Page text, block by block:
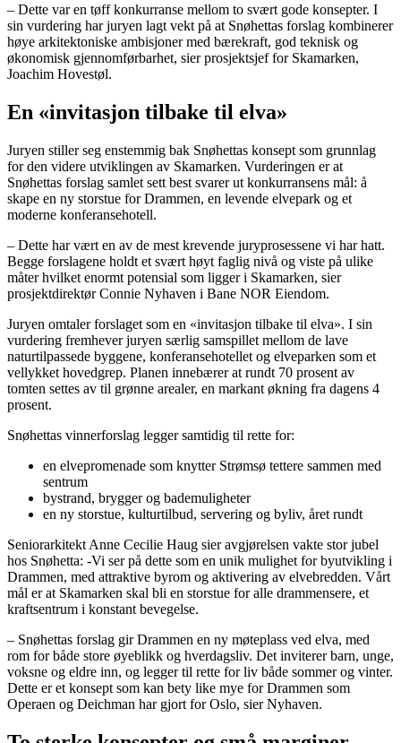
– Dette var en tøff konkurranse mellom to svært gode konsepter. I
sin vurdering har juryen lagt vekt på at Snøhettas forslag kombinerer
høye arkitektoniske ambisjoner med bærekraft, god teknisk og
økonomisk gjennomførbarhet, sier prosjektsjef for Skamarken,
Joachim Hovestøl.
En «invitasjon tilbake til elva»
Juryen stiller seg enstemmig bak Snøhettas konsept som grunnlag
for den videre utviklingen av Skamarken. Vurderingen er at
Snøhettas forslag samlet sett best svarer ut konkurransens mål: å
skape en ny storstue for Drammen, en levende elvepark og et
moderne konferansehotell.
– Dette har vært en av de mest krevende juryprosessene vi har hatt.
Begge forslagene holdt et svært høyt faglig nivå og viste på ulike
måter hvilket enormt potensial som ligger i Skamarken, sier
prosjektdirektør Connie Nyhaven i Bane NOR Eiendom.
Juryen omtaler forslaget som en «invitasjon tilbake til elva». I sin
vurdering fremhever juryen særlig samspillet mellom de lave
naturtilpassede byggene, konferansehotellet og elveparken som et
vellykket hovedgrep. Planen innebærer at rundt 70 prosent av
tomten settes av til grønne arealer, en markant økning fra dagens 4
prosent.
Snøhettas vinnerforslag legger samtidig til rette for:
en elvepromenade som knytter Strømsø tettere sammen med
sentrum
bystrand, brygger og bademuligheter
en ny storstue, kulturtilbud, servering og byliv, året rundt
Seniorarkitekt Anne Cecilie Haug sier avgjørelsen vakte stor jubel
hos Snøhetta: -Vi ser på dette som en unik mulighet for byutvikling i
Drammen, med attraktive byrom og aktivering av elvebredden. Vårt
mål er at Skamarken skal bli en storstue for alle drammensere, et
kraftsentrum i konstant bevegelse.
– Snøhettas forslag gir Drammen en ny møteplass ved elva, med
rom for både store øyeblikk og hverdagsliv. Det inviterer barn, unge,
voksne og eldre inn, og legger til rette for liv både sommer og vinter.
Dette er et konsept som kan bety like mye for Drammen som
Operaen og Deichman har gjort for Oslo, sier Nyhaven.